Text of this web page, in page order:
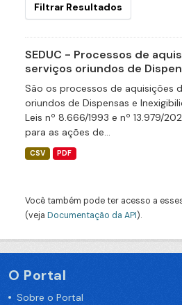
Filtrar Resultados
SEDUC - Processos de
serviços oriundos de
São os processos de aquisições
oriundos de Dispensas e
Leis nº 8.666/1993 e nº 13.979/
para as ações de...
CSV PDF
Você também pode ter acesso a
(veja Documentação da API).
O Portal
Sobre o Portal